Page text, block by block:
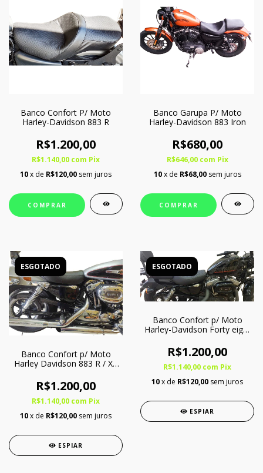
Banco Confort P/ Moto
Harley-Davidson 883 R
R$1.200,00
R$1.140,00 com Pix
10x de R$120,00 sem juros
COMPRAR
Banco Garupa P/ Moto
Harley-Davidson 883 Iron
R$680,00
R$646,00 com Pix
10 x de R$68,00 sem juros
COMPRAR
ESGOTADO
Banco Confort p/ Moto
Harley Davidson 883 R / XL
R$1.200,00
R$1.140,00 com Pix
10x de R$120,00 sem juros
ESPIAR
ESGOTADO
Banco Confort p/ Moto
Harley-Davidson Forty eight
R$1.200,00
R$1.140,00 com Pix
10x de R$120,00 sem juros
ESPIAR